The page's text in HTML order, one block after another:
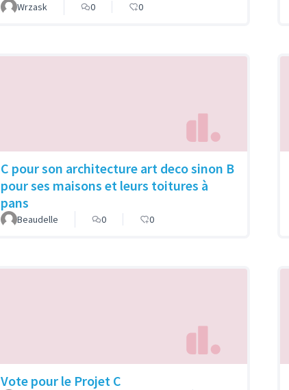
Wrzask 0 0
C pour son architecture art deco sinon B
pour ses maisons et leurs toitures à
pans
Beaudelle 0 0
Vote pour le Projet C